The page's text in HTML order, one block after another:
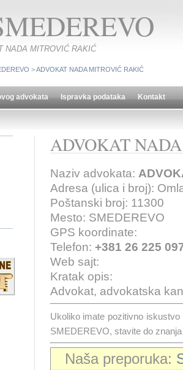
NADA MITROVIĆ RAKIĆ
>ADVOKAT NADA MITROVIĆ RAKIĆ
advokata Ispravka podataka Kontakt
ADVOKAT
Naziv advokata:
Adresa (ulica i broj):
Poštanski broj: 11300
Mesto: SMEDEREVO
GPS koordinate:
Telefon: +381 26 225
Web sajt:
Kratak opis:
Advokat, advokatska
Ukoliko imate pozitivno
SMEDEREVO, stavite do
Naša preporuka: